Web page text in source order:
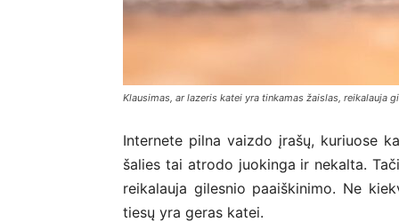
Klausimas, ar lazeris katei yra tinkamas žaislas, reikalauja
Internete pilna vaizdo įrašų, kuriuose
šalies tai atrodo juokinga ir nekalta.
reikalauja gilesnio paaiškinimo. Ne
tiesų yra geras katei.